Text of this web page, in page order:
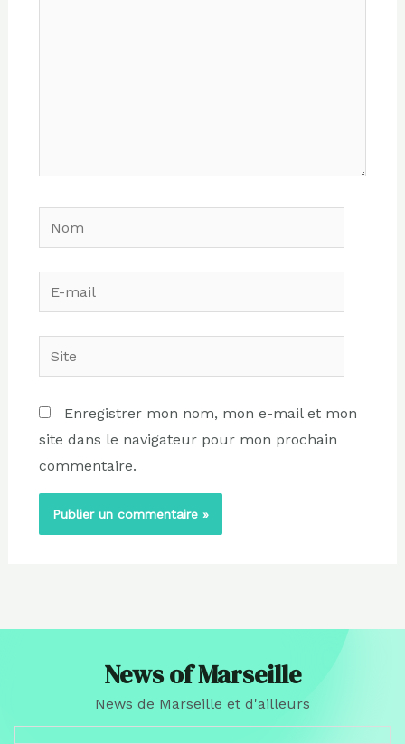
Nom
E-
mail
Site
Enregistrer mon nom, mon e-mail et mon
site dans le navigateur pour mon prochain
commentaire.
News of Marseille
News de Marseille et d'ailleurs